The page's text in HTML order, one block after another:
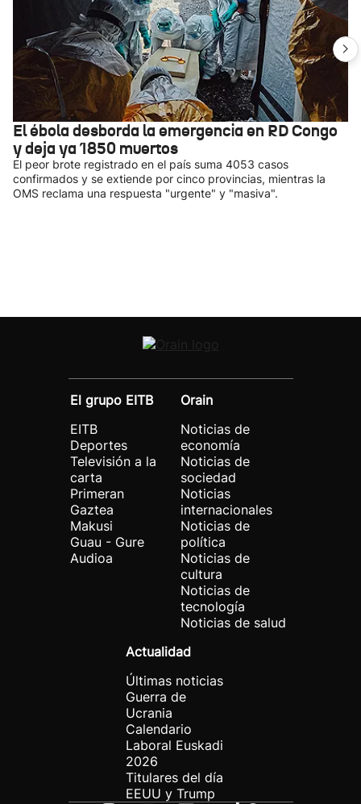
El ébola desborda la emergencia en RD Congo
y deja ya 1850 muertos
El peor brote registrado en el país suma 4053 casos
confirmados y se extiende por cinco provincias, mientras la
OMS reclama una respuesta "urgente" y "masiva".
El grupo EITB
EITB
Deportes
Televisión a la
carta
Primeran
Gaztea
Makusi
Guau - Gure
Audioa
Orain
Noticias de
economía
Noticias de
sociedad
Noticias
internacionales
Noticias de
política
Noticias de
cultura
Noticias de
tecnología
Noticias de salud
Actualidad
Últimas noticias
Guerra de
Ucrania
Calendario
Laboral Euskadi
2026
Titulares del día
EEUU y Trump